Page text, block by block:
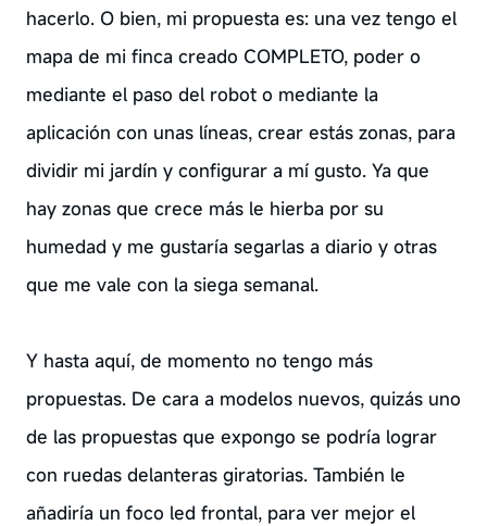
hacerlo. O bien, mi propuesta es: una vez tengo el
mapa de mi finca creado COMPLETO, poder o
mediante el paso del robot o mediante la
aplicación con unas líneas, crear estás zonas, para
dividir mi jardín y configurar a mí gusto. Ya que
hay zonas que crece más le hierba por su
humedad y me gustaría segarlas a diario y otras
que me vale con la siega semanal.
Y hasta aquí, de momento no tengo más
propuestas. De cara a modelos nuevos, quizás uno
de las propuestas que expongo se podría lograr
con ruedas delanteras giratorias. También le
añadiría un foco led frontal, para ver mejor el